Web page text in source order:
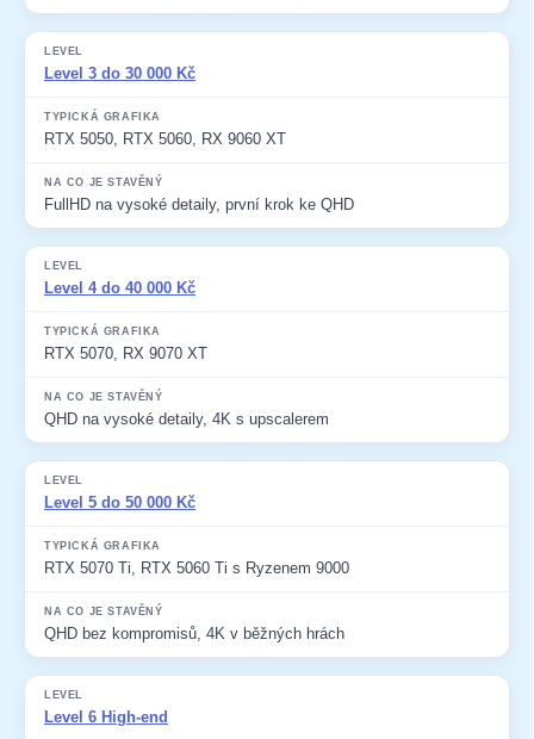
Level 3 do 30 000 Kč
RTX 5050, RTX 5060, RX 9060 XT
FullHD na vysoké detaily, první krok ke QHD
Level 4 do 40 000 Kč
RTX 5070, RX 9070 XT
QHD na vysoké detaily, 4K s upscalerem
Level 5 do 50 000 Kč
RTX 5070 Ti, RTX 5060 Ti s Ryzenem 9000
QHD bez kompromisů, 4K v běžných hrách
Level 6 High-end